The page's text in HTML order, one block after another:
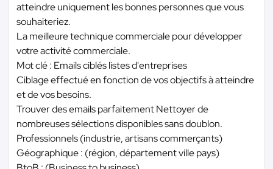
atteindre uniquement les bonnes personnes que vous
souhaiteriez.
La meilleure technique commerciale pour développer
votre activité commerciale.
Mot clé : Emails ciblés listes d'entreprises
Ciblage effectué en fonction de vos objectifs à atteindre
et de vos besoins.
Trouver des emails parfaitement Nettoyer de
nombreuses sélections disponibles sans doublon.
Professionnels (industrie, artisans commerçants)
Géographique : (région, département ville pays)